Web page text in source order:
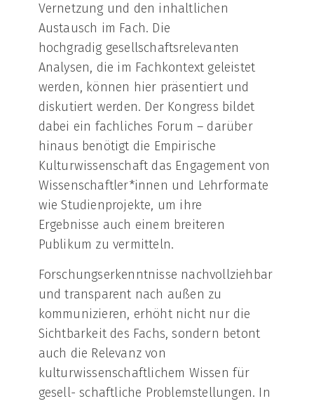
Vernetzung und den inhaltlichen
Austausch im Fach. Die
hochgradig gesellschaftsrelevanten
Analysen, die im Fachkontext geleistet
werden, können hier präsentiert und
diskutiert werden. Der Kongress bildet
dabei ein fachliches Forum – darüber
hinaus benötigt die Empirische
Kulturwissenschaft das Engagement von
Wissenschaftler*innen und Lehrformate
wie Studienprojekte, um ihre
Ergebnisse auch einem breiteren
Publikum zu vermitteln.
Forschungserkenntnisse nachvollziehbar
und transparent nach außen zu
kommunizieren, erhöht nicht nur die
Sichtbarkeit des Fachs, sondern betont
auch die Relevanz von
kulturwissenschaftlichem Wissen für
gesell- schaftliche Problemstellungen. In